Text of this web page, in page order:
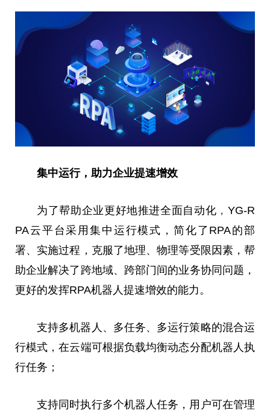
集中运行，助力企业提速增效
为了帮助企业更好地推进全面自动化 ，YG-R
PA云平台采用集中运行模式，简化了RPA的部
署、实施过程，克服了地理、物理等受限因素，帮
助企业解决了跨地域、跨部门间的业务协同问题，
更好的发挥RPA机器人提速增效的能力。
支持多机器人、多任务、多运行策略的混合运
行模式，在云端可根据负载均衡动态分配机器人执
行任务；
支持同时执行多个机器人任务，用户可在管理